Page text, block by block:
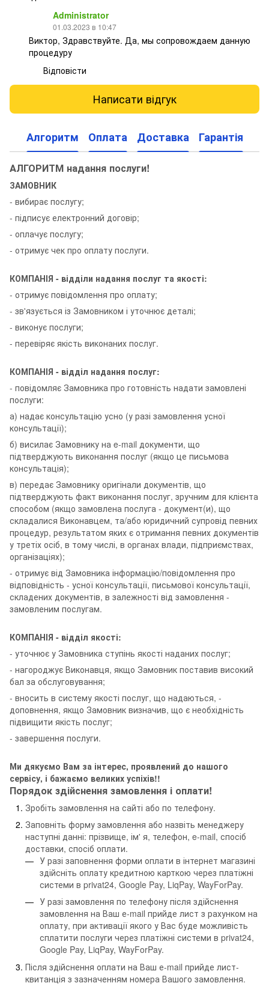
Administrator
01.03.2023 в 10:47
Виктор, Здравствуйте. Да, мы сопровождаем данную
процедуру
Відповісти
Написати відгук
Алгоритм Оплата Доставка Гарантія
АЛГОРИТМ надання послуги!
ЗАМОВНИК
- вибирає послугу;
- підписує електронний договір;
- оплачує послугу;
- отримує чек про оплату послуги.
КОМПАНІЯ - відділи надання послуг та якості:
- отримує повідомлення про оплату;
- зв'язується із Замовником і уточнює деталі;
- виконує послуги;
- перевіряє якість виконаних послуг.
КОМПАНІЯ - відділ надання послуг:
- повідомляє Замовника про готовність надати замовлені
послуги:
а) надає консультацію усно (у разі замовлення усної
консультації);
б) висилає Замовнику на e-mail документи, що
підтверджують виконання послуг (якщо це письмова
консультація);
в) передає Замовнику оригінали документів, що
підтверджують факт виконання послуг, зручним для клієнта
способом (якщо замовлена послуга - документ(и), що
складалися Виконавцем, та/або юридичний супровід певних
процедур, результатом яких є отримання певних документів
у третіх осіб, в тому числі, в органах влади, підприємствах,
організаціях);
- отримує від Замовника інформацію/повідомлення про
відповідність - усної консультації, письмової консультації,
складених документів, в залежності від замовлення -
замовленим послугам.
КОМПАНІЯ - відділ якості:
- уточнює у Замовника ступінь якості наданих послуг;
- нагороджує Виконавця, якщо Замовник поставив високий
бал за обслуговування;
- вносить в систему якості послуг, що надаються, -
доповнення, якщо Замовник визначив, що є необхідність
підвищити якість послуг;
- завершення послуги.
Ми дякуємо Вам за інтерес, проявлений до нашого
сервісу, і бажаємо великих успіхів!!
Порядок здійснення замовлення і оплати!
Зробіть замовлення на сайті або по телефону.
Заповніть форму замовлення або назвіть менеджеру
наступні данні: прізвище, ім' я, телефон, e-mail, спосіб
доставки, спосіб оплати.
У разі заповнення форми оплати в інтернет магазині
здійсніть оплату кредитною карткою через платіжні
системи в privat24, Google Pay, LiqPay, WayForPay.
У разі замовлення по телефону після здійснення
замовлення на Ваш е-mail прийде лист з рахунком на
оплату, при активації якого у Вас буде можливість
сплатити послуги через платіжні системи в privat24,
Google Pay, LiqPay, WayForPay.
Після здійснення оплати на Ваш е-mail прийде лист-
квитанція з зазначенням номера Вашого замовлення.